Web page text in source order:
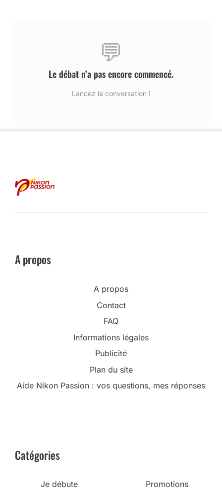
💬
Le débat n’a pas encore commencé.
Lancez la conversation !
A propos
A propos
Contact
FAQ
Informations légales
Publicité
Plan du site
Aide Nikon Passion : vos questions, mes réponses
Catégories
Je débute
Promotions